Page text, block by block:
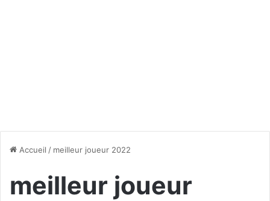
Accueil / meilleur joueur 2022
meilleur joueur